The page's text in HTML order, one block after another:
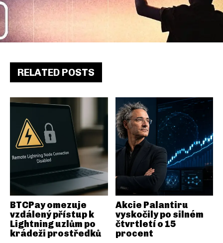
RELATED POSTS
BTCPay omezuje
vzdálený přístup k
Lightning uzlům po
krádeži prostředků
Akcie Palantiru
vyskočily po silném
čtvrtletí o 15
procent